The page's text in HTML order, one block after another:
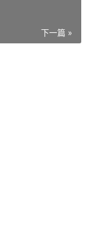
下一篇 »